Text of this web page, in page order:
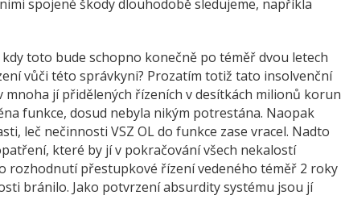
spojené škody dlouhodobě sledujeme, napříkla
toto bude schopno konečně po téměř dvou letech
vůči této správkyni? Prozatím totiž tato insolvenční
mnoha jí přidělených řízeních v desítkách milionů korun
funkce, dosud nebyla nikým potrestána. Naopak
leč nečinnosti VSZ OL do funkce zase vracel. Nadto
které by jí v pokračování všech nekalostí
rozhodnutí přestupkové řízení vedeného téměř 2 roky
bránilo. Jako potvrzení absurdity systému jsou jí